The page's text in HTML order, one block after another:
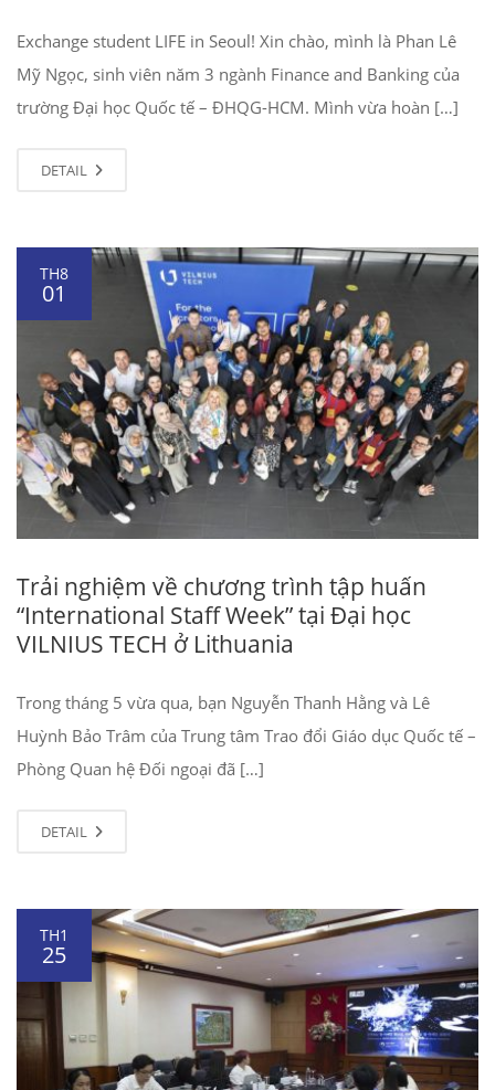
Exchange student LIFE in Seoul! Xin chào, mình là Phan Lê
Mỹ Ngọc, sinh viên năm 3 ngành Finance and Banking của
trường Đại học Quốc tế – ĐHQG-HCM. Mình vừa hoàn […]
DETAIL
TH8
01
Trải nghiệm về chương trình tập huấn
“International Staff Week” tại Đại học
VILNIUS TECH ở Lithuania
Trong tháng 5 vừa qua, bạn Nguyễn Thanh Hằng và Lê
Huỳnh Bảo Trâm của Trung tâm Trao đổi Giáo dục Quốc tế –
Phòng Quan hệ Đối ngoại đã […]
DETAIL
TH1
25